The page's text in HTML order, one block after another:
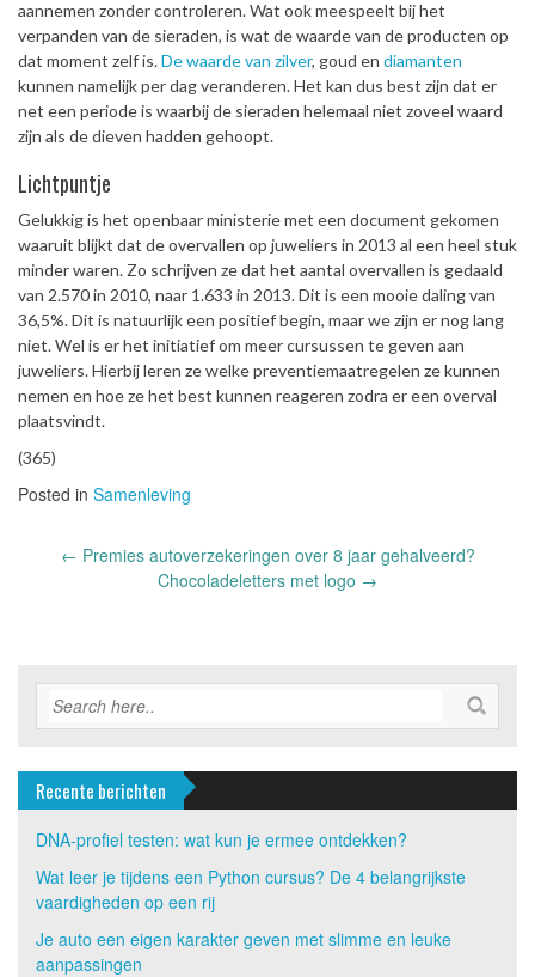
aannemen zonder controleren. Wat ook meespeelt bij het
verpanden van de sieraden, is wat de waarde van de producten op
dat moment zelf is.De waarde van zilver, goud en diamanten
kunnen namelijk per dag veranderen. Het kan dus best zijn dat er
net een periode is waarbij de sieraden helemaal niet zoveel waard
zijn als de dieven hadden gehoopt.
Lichtpuntje
Gelukkig is het openbaar ministerie met een document gekomen
waaruit blijkt dat de overvallen op juweliers in 2013 al een heel stuk
minder waren. Zo schrijven ze dat het aantal overvallen is gedaald
van 2.570 in 2010, naar 1.633 in 2013. Dit is een mooie daling van
36,5%. Dit is natuurlijk een positief begin, maar we zijn er nog lang
niet. Wel is er het initiatief om meer cursussen te geven aan
juweliers. Hierbij leren ze welke preventiemaatregelen ze kunnen
nemen en hoe ze het best kunnen reageren zodra er een overval
plaatsvindt.
(365)
Posted in Samenleving
← Premies autoverzekeringen over 8 jaar gehalveerd?
Chocoladeletters met logo →
Recente berichten
DNA-profiel testen: wat kun je ermee ontdekken?
Wat leer je tijdens een Python cursus? De 4 belangrijkste
vaardigheden op een rij
Je auto een eigen karakter geven met slimme en leuke
aanpassingen